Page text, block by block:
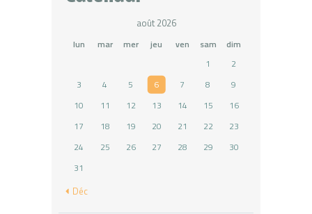
août 2026
lun mar mer jeu ven sam
dim
1
2
3
4 5 6 7 8
9
10
11 12 13 14 15
16
17
18 19 20 21 22
23
24
25 26 27 28 29
30
31
« Déc